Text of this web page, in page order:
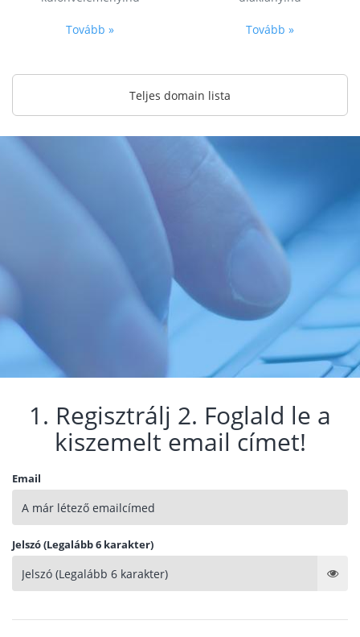
Tovább » Tovább »
Teljes domain lista
1. Regisztrálj 2. Foglald le a
kiszemelt email címet!
Email
Jelszó (Legalább 6 karakter)